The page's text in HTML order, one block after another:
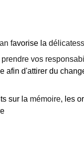
favorise la
prendre vos
afin d'attirer du
sur la mémoire, les